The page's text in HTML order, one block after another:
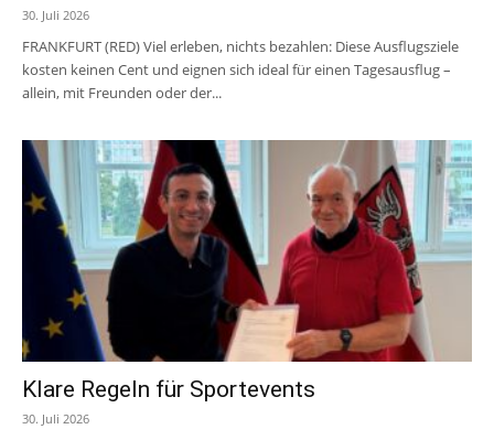
30. Juli 2026
FRANKFURT (RED) Viel erleben, nichts bezahlen: Diese Ausflugsziele
kosten keinen Cent und eignen sich ideal für einen Tagesausflug –
allein, mit Freunden oder der...
Klare Regeln für Sportevents
30. Juli 2026